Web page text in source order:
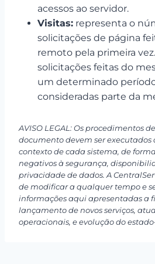
acessos ao servidor.
Visitas: representa o
solicitações de página
remoto pela primeira
solicitações feitas do
um determinado
consideradas parte da
AVISO LEGAL: Os procedimentos
documento devem ser executados
contexto de cada sistema, de
negativos à segurança,
privacidade de dados. A
de modificar a qualquer tempo e
informações aqui apresentadas a
lançamento de novos serviços,
operacionais, e evolução do